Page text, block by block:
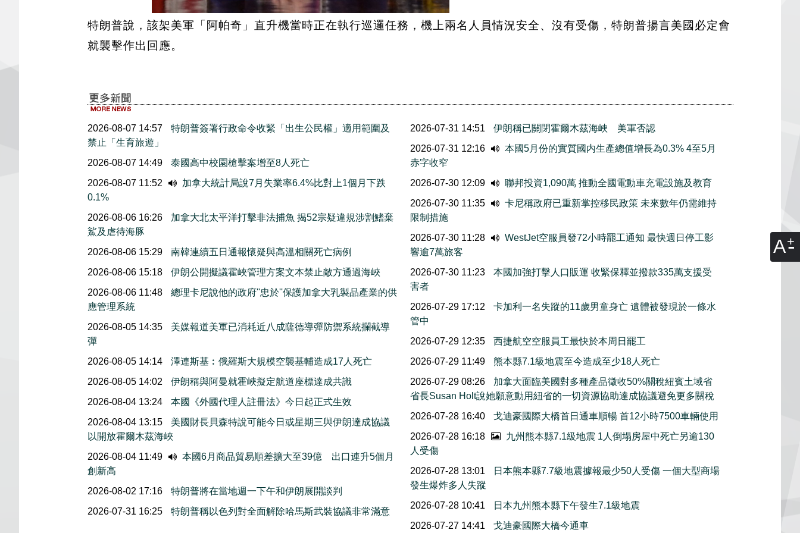
A
特朗普說，該架美軍「阿帕奇」直升機當時正在執行巡邏任務，機上兩名人員情況安全、沒有受傷，特朗普揚言美國必定會
就襲擊作出回應。
2026-08-07 14:57
特朗普簽署行政命令收緊「出生公民權」適用範圍及
禁止「生育旅遊」
2026-08-07 14:49
泰國高中校園槍擊案增至8人死亡
2026-08-07 11:52
加拿大統計局說7月失業率6.4%比對上1個月下跌
0.1%
2026-08-06 16:26
加拿大北太平洋打擊非法捕魚 揭52宗疑違規涉割鰭棄
鯊及虐待海豚
2026-08-06 15:29
南韓連續五日通報懷疑與高溫相關死亡病例
2026-08-06 15:18
伊朗公開擬議霍峽管理方案文本禁止敵方通過海峽
2026-08-06 11:48
總理卡尼說他的政府''忠於''保護加拿大乳製品產業的供
應管理系統
2026-08-05 14:35
美媒報道美軍已消耗近八成薩德導彈防禦系統攔截導
彈
2026-08-05 14:14
澤連斯基︰俄羅斯大規模空襲基輔造成17人死亡
2026-08-05 14:02
伊朗稱與阿曼就霍峽擬定航道座標達成共識
2026-08-04 13:24
本國《外國代理人註冊法》今日起正式生效
2026-08-04 13:15
美國財長貝森特說可能今日或星期三與伊朗達成協議
以開放霍爾木茲海峽
2026-08-04 11:49
本國6月商品貿易順差擴大至39億 出口連升5個月
創新高
2026-08-02 17:16
特朗普將在當地週一下午和伊朗展開談判
2026-07-31 16:25
特朗普稱以色列對全面解除哈馬斯武裝協議非常滿意
2026-07-31 14:51
伊朗稱已關閉霍爾木茲海峽 美軍否認
2026-07-31 12:16
本國5月份的實質國内生產總值增長為0.3% 4至5月
赤字收窄
2026-07-30 12:09
聯邦投資1,090萬 推動全國電動車充電設施及教育
2026-07-30 11:35
卡尼稱政府已重新掌控移民政策 未來數年仍需維持
限制措施
2026-07-30 11:28
WestJet空服員發72小時罷工通知 最快週日停工影
響逾7萬旅客
2026-07-30 11:23
本國加強打擊人口販運 收緊保釋並撥款335萬支援受
害者
2026-07-29 17:12
卡加利一名失蹤的11歲男童身亡 遺體被發現於一條水
管中
2026-07-29 12:35
西捷航空空服員工最快於本周日罷工
2026-07-29 11:49
熊本縣7.1級地震至今造成至少18人死亡
2026-07-29 08:26
加拿大面臨美國對多種產品徵收50%關稅紐賓土域省
省長Susan Holt說她願意動用紐省的一切資源協助達成協議避免更多關稅
2026-07-28 16:40
戈迪豪國際大橋首日通車順暢 首12小時7500車輛使用
2026-07-28 16:18
九州熊本縣7.1級地震 1人倒塌房屋中死亡另逾130
人受傷
2026-07-28 13:01
日本熊本縣7.7級地震據報最少50人受傷 一個大型商場
發生爆炸多人失蹤
2026-07-28 10:41
日本九州熊本縣下午發生7.1級地震
2026-07-27 14:41
戈迪豪國際大橋今通車